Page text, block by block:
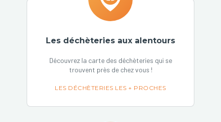
Les déchèteries aux alentours
Découvrez la carte des déchèteries qui se
trouvent près de chez vous !
LES DÉCHÈTERIES LES + PROCHES